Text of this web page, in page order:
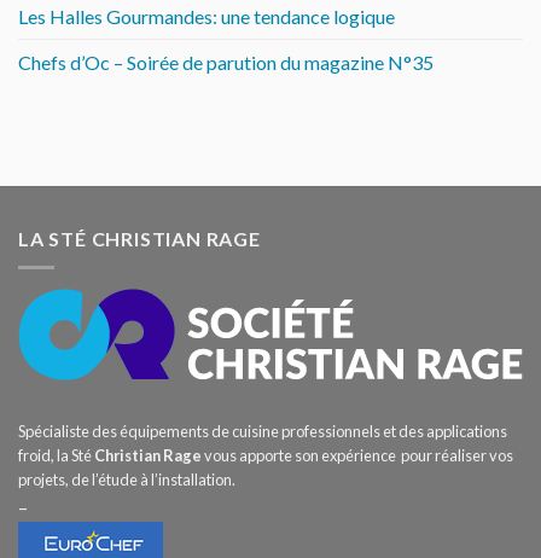
Les Halles Gourmandes: une tendance logique
Chefs d’Oc – Soirée de parution du magazine N°35
LA STÉ CHRISTIAN RAGE
Spécialiste des équipements de cuisine professionnels et des applications
froid, la StéChristian Ragevous apporte son expérience pour réaliser vos
projets, de l’étude à l’installation.
–